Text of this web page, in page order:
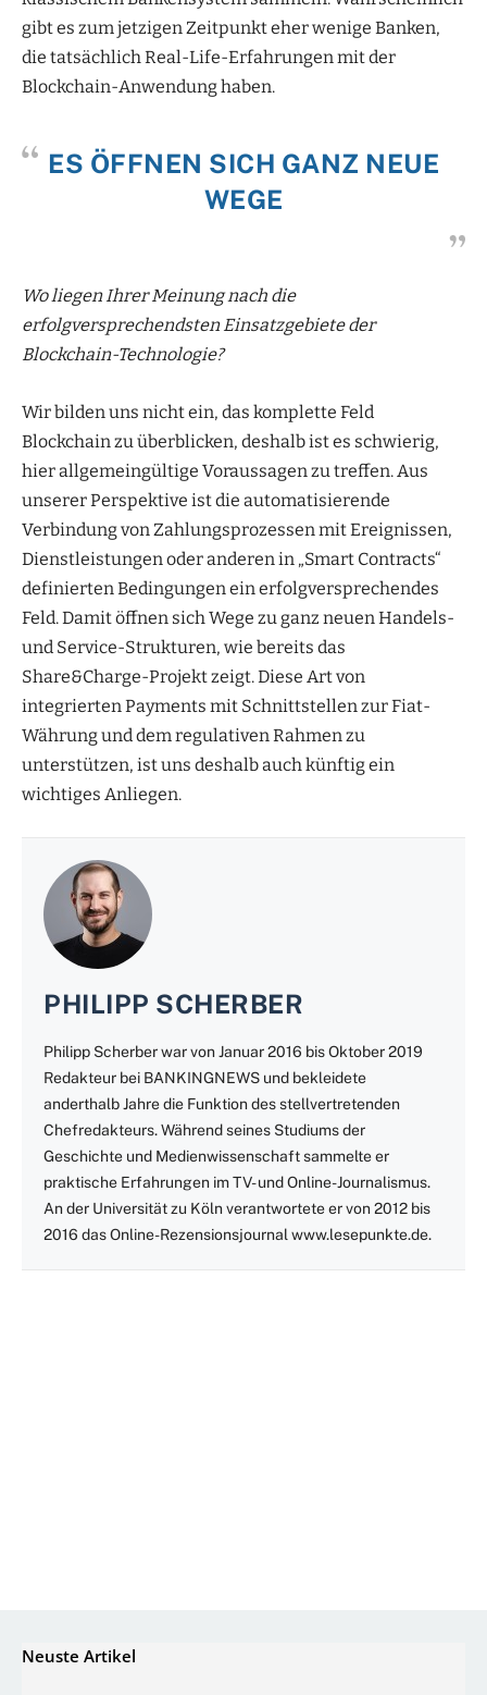
gibt es zum jetzigen Zeitpunkt eher wenige Banken,
die tatsächlich Real-Life-Erfahrungen mit der
Blockchain-Anwendung haben.
ES ÖFFNEN SICH GANZ NEUE
WEGE
Wo liegen Ihrer Meinung nach die
erfolgversprechendsten Einsatzgebiete der
Blockchain-Technologie?
Wir bilden uns nicht ein, das komplette Feld
Blockchain zu überblicken, deshalb ist es schwierig,
hier allgemeingültige Voraussagen zu treffen. Aus
unserer Perspektive ist die automatisierende
Verbindung von Zahlungsprozessen mit Ereignissen,
Dienstleistungen oder anderen in „Smart Contracts“
definierten Bedingungen ein erfolgversprechendes
Feld. Damit öffnen sich Wege zu ganz neuen Handels-
und Service-Strukturen, wie bereits das
Share&Charge-Projekt zeigt. Diese Art von
integrierten Payments mit Schnittstellen zur Fiat-
Währung und dem regulativen Rahmen zu
unterstützen, ist uns deshalb auch künftig ein
wichtiges Anliegen.
PHILIPP SCHERBER
Philipp Scherber war von Januar 2016 bis Oktober 2019
Redakteur bei BANKINGNEWS und bekleidete
anderthalb Jahre die Funktion des stellvertretenden
Chefredakteurs. Während seines Studiums der
Geschichte und Medienwissenschaft sammelte er
praktische Erfahrungen im TV- und Online-Journalismus.
An der Universität zu Köln verantwortete er von 2012 bis
2016 das Online-Rezensionsjournal www.lesepunkte.de.
Neuste Artikel